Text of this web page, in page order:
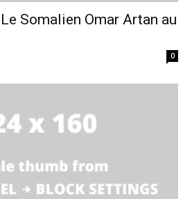
Somalien Omar Artan au
0